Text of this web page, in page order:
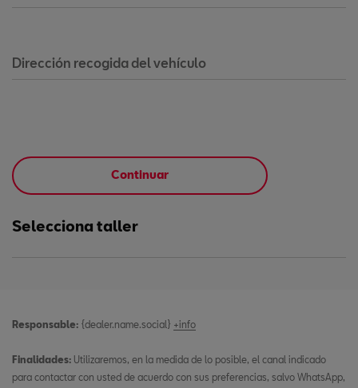
Dirección recogida del vehículo
Continuar
Selecciona taller
Responsable: {dealer.name.social} +info
Finalidades: Utilizaremos, en la medida de lo posible, el canal indicado
para contactar con usted de acuerdo con sus preferencias, salvo WhatsApp,